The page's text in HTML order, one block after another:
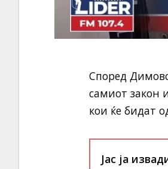
Според
самиот закон
кои ќе бидат
Јас ја